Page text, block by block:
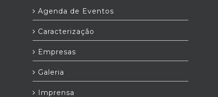
Agenda de Eventos
Caracterização
Empresas
Galeria
Imprensa